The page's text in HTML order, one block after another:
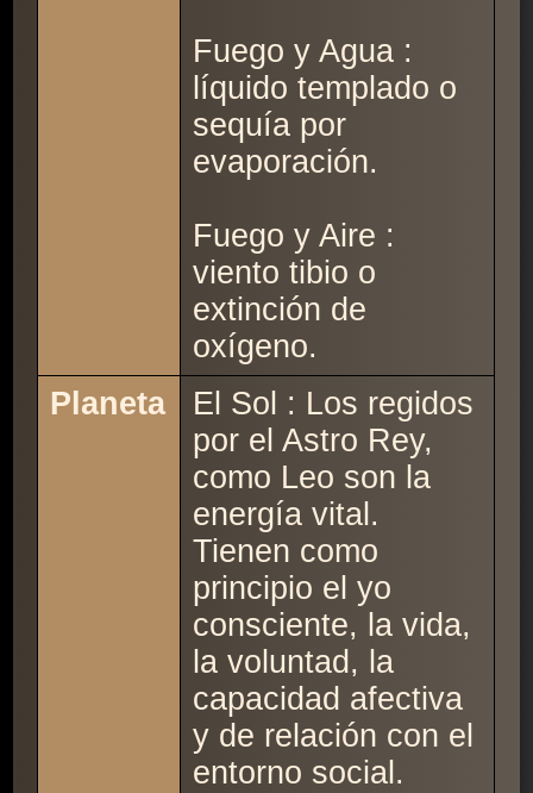
Fuego y Agua :
líquido templado o
sequía por
evaporación.
Fuego y Aire :
viento tibio o
extinción de
oxígeno.
Planeta
El Sol : Los regidos
por el Astro Rey,
como Leo son la
energía vital.
Tienen como
principio el yo
consciente, la vida,
la voluntad, la
capacidad afectiva
y de relación con el
entorno social.